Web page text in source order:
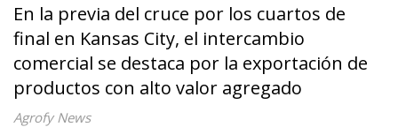
En la previa del cruce por los cuartos de
final en Kansas City, el intercambio
comercial se destaca por la exportación de
productos con alto valor agregado
Agrofy News